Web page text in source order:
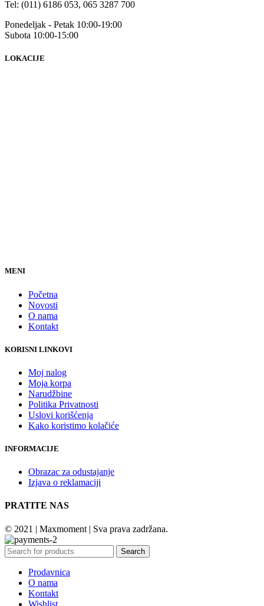
Tel: (011) 6186 053, 065 3287 700
Ponedeljak - Petak 10:00-19:00
Subota 10:00-15:00
LOKACIJE
MENI
Početna
Novosti
O nama
Kontakt
KORISNI LINKOVI
Moj nalog
Moja korpa
Narudžbine
Politika Privatnosti
Uslovi korišćenja
Kako koristimo kolačiće
INFORMACIJE
Obrazac za odustajanje
Izjava o reklamaciji
PRATITE NAS
© 2021 | Maxmoment | Sva prava zadržana.
Search
Prodavnica
O nama
Kontakt
Wishlist